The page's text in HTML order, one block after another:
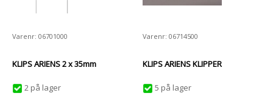
Varenr: 06701000
KLIPS ARIENS 2 x 35mm
2 på lager
Varenr: 06714500
KLIPS ARIENS KLIPPER
5 på lager